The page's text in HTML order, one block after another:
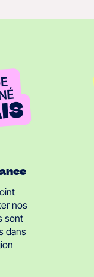
nos
sont
dans